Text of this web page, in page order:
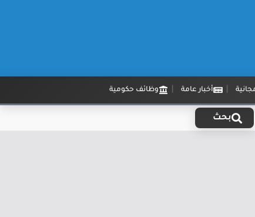
أخبار عامة وظائف حكومية
بحث